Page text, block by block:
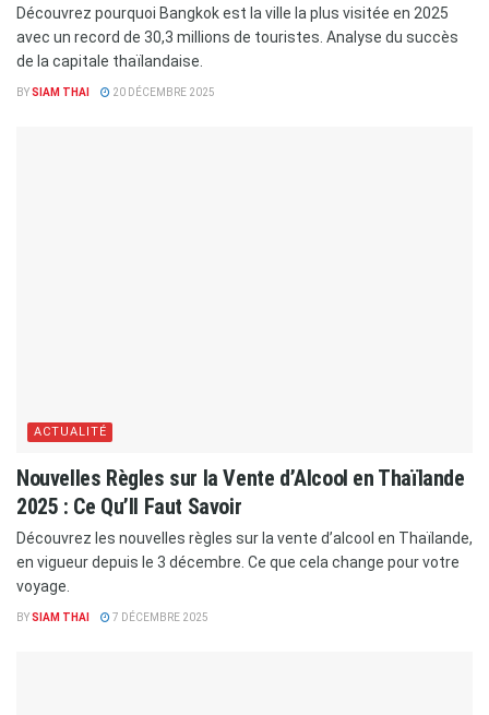
Découvrez pourquoi Bangkok est la ville la plus visitée en 2025
avec un record de 30,3 millions de touristes. Analyse du succès
de la capitale thaïlandaise.
BYSIAM THAI 20 DÉCEMBRE 2025
ACTUALITÉ
Nouvelles Règles sur la Vente d’Alcool en Thaïlande
2025 : Ce Qu’Il Faut Savoir
Découvrez les nouvelles règles sur la vente d’alcool en Thaïlande,
en vigueur depuis le 3 décembre. Ce que cela change pour votre
voyage.
BYSIAM THAI 7 DÉCEMBRE 2025